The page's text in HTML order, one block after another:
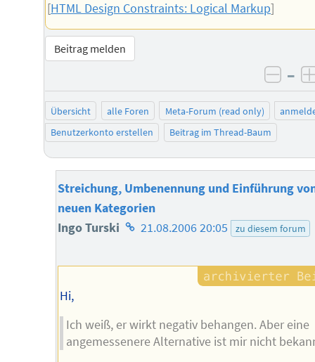
[HTML Design Constraints: Logical Markup]
Beitrag melden
–
Übersicht alle Foren Meta-Forum (read only)
Benutzerkonto erstellen
Beitrag im Thread-Baum
Streichung, Umbenennung und Einführung
neuen Kategorien
Ingo Turski Homepage
Autors
21.08.2006 20:05 zu diesem forum
Hi,
Ich weiß, er wirkt negativ behangen. Aber eine
angemessenere Alternative ist mir nicht